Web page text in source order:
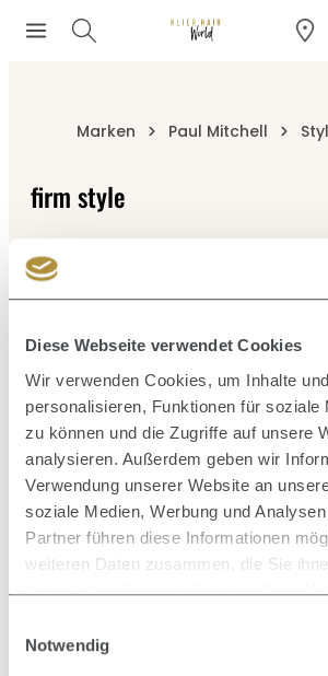
Diese Webseite verwendet Cookies
Wir verwenden Cookies, um Inhalte
personalisieren, Funktionen für soziale
zu können und die Zugriffe auf unsere
analysieren. Außerdem geben wir
Verwendung unserer Website an
soziale Medien, Werbung und
Partner führen diese Informationen
weiteren Daten zusammen, die Sie
haben oder die sie im Rahmen Ihrer
Notwendig
Zum Hauptinhalt springen
Marken Paul Mitchell
firm style
Paul Mitchell Firm Style gibt dem Haar
eine stabile Struktur.
Keine Produkte gefunden.
KUNDENSERVICE
Du erreichst uns unter:
Kontaktformular